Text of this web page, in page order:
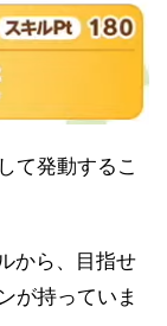
て発動するこ
から、目指せ
が持っていま